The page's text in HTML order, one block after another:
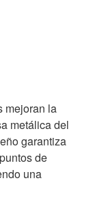
mejoran la
metálica del
garantiza
de
una